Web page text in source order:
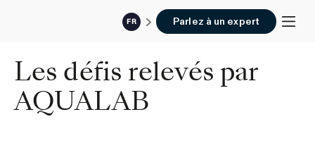
FR Parlez à un expert
Les défis relevés par
AQUALAB